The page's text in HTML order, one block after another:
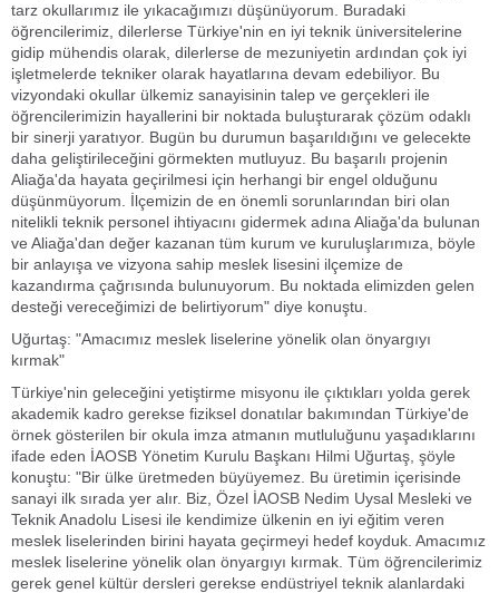
tarz okullarımız ile yıkacağımızı düşünüyorum. Buradaki
öğrencilerimiz, dilerlerse Türkiye'nin en iyi teknik üniversitelerine
gidip mühendis olarak, dilerlerse de mezuniyetin ardından çok iyi
işletmelerde tekniker olarak hayatlarına devam edebiliyor. Bu
vizyondaki okullar ülkemiz sanayisinin talep ve gerçekleri ile
öğrencilerimizin hayallerini bir noktada buluşturarak çözüm odaklı
bir sinerji yaratıyor. Bugün bu durumun başarıldığını ve gelecekte
daha geliştirileceğini görmekten mutluyuz. Bu başarılı projenin
Aliağa'da hayata geçirilmesi için herhangi bir engel olduğunu
düşünmüyorum. İlçemizin de en önemli sorunlarından biri olan
nitelikli teknik personel ihtiyacını gidermek adına Aliağa'da bulunan
ve Aliağa'dan değer kazanan tüm kurum ve kuruluşlarımıza, böyle
bir anlayışa ve vizyona sahip meslek lisesini ilçemize de
kazandırma çağrısında bulunuyorum. Bu noktada elimizden gelen
desteği vereceğimizi de belirtiyorum" diye konuştu.
Uğurtaş: "Amacımız meslek liselerine yönelik olan önyargıyı
kırmak"
Türkiye'nin geleceğini yetiştirme misyonu ile çıktıkları yolda gerek
akademik kadro gerekse fiziksel donatılar bakımından Türkiye'de
örnek gösterilen bir okula imza atmanın mutluluğunu yaşadıklarını
ifade eden İAOSB Yönetim Kurulu Başkanı Hilmi Uğurtaş, şöyle
konuştu: "Bir ülke üretmeden büyüyemez. Bu üretimin içerisinde
sanayi ilk sırada yer alır. Biz, Özel İAOSB Nedim Uysal Mesleki ve
Teknik Anadolu Lisesi ile kendimize ülkenin en iyi eğitim veren
meslek liselerinden birini hayata geçirmeyi hedef koyduk. Amacımız
meslek liselerine yönelik olan önyargıyı kırmak. Tüm öğrencilerimiz
gerek genel kültür dersleri gerekse endüstriyel teknik alanlardaki